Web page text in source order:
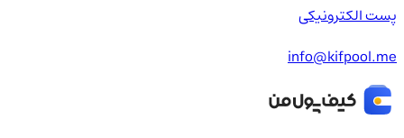
پست الکترونیکی
info@kifpool.me